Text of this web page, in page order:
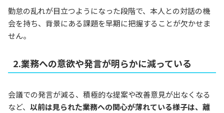
勤怠の乱れが目立つようになった段階で、本人との対話の機
会を持ち、背景にある課題を早期に把握することが欠かせま
せん。
2.業務への意欲や発言が明らかに減っている
会議での発言が減る、積極的な提案や改善意見が出なくなる
など、 以前は見られた業務への関心が薄れている様子は、離